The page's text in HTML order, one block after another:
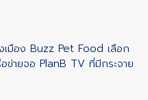
เมือง Buzz Pet Food เลือก
ข่ายจอ PlanB TV ที่มีกระจาย